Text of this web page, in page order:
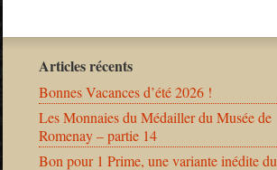
Articles récents
Bonnes Vacances d’été 2026 !
Les Monnaies du Médailler du Musée de
Romenay – partie 14
Bon pour 1 Prime, une variante inédite du